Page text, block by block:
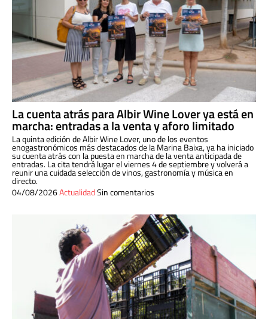
La cuenta atrás para Albir Wine Lover ya está en
marcha: entradas a la venta y aforo limitado
La quinta edición de Albir Wine Lover, uno de los eventos
enogastronómicos más destacados de la Marina Baixa, ya ha iniciado
su cuenta atrás con la puesta en marcha de la venta anticipada de
entradas. La cita tendrá lugar el viernes 4 de septiembre y volverá a
reunir una cuidada selección de vinos, gastronomía y música en
directo.
04/08/2026ActualidadSin comentarios